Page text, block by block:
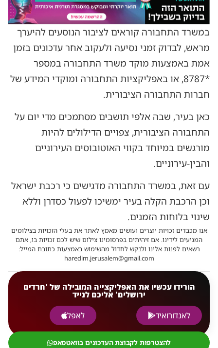
במשרד התחבורה קוראים לציבור הנוסעים להיערך
מראש, לבדוק זמני נסיעה ולעקוב אחר עדכונים בזמן
אמת באמצעות מוקד משרד התחבורה במספר
*8787, או באפליקציות התחבורה ומוקדי המידע של
חברות התחבורה הציבורית.
כאן בעיר, שבה אלפי תושבים מסתמכים מדי יום על
התחבורה הציבורית, צפויים הדילולים להיות
מורגשים במיוחד בקווי האוטובוסים העירוניים
והבין-עירוניים.
עם זאת, במשרד התחבורה מדגישים כי רכבת ישראל
וכן הרכבת הקלה בעיר ימשיכו לפעול כסדרן וללא
שינוי בלוחות הזמנים.
אנו מכבדים זכויות יוצרים ועושים מאמץ לאתר את בעלי הזכויות בצילומים
המגיעים לידינו. אם זיהיתים בפרסומינו צילום שיש לכם זכויות בו, אתם
רשאים לפנות אלינו ולבקש לחדול מהשימוש באמצעות כתובת המייל:
haredim.jerusalem@gmail.com
הורידו עכשיו את האפליקצייה המובילה של 'חרדים
ירושלים' אליכם לנייד
לאנדורואיד
לאפל
להצטרפות לקבוצת העדכונים בוואטסאפ